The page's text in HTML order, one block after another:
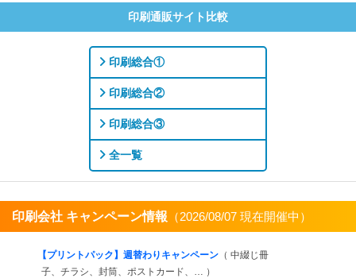
印刷通販サイト比較
印刷総合①
印刷総合②
印刷総合③
全一覧
印刷会社 キャンペーン情報 （2026/08/07 現在開催中）
【プリントパック】週替わりキャンペーン （ 中綴じ冊
子、チラシ、封筒、ポストカード、… ）